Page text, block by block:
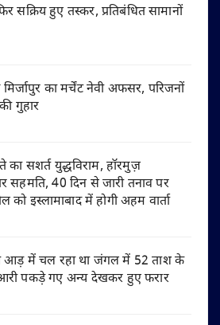
सक्रिय हुए तस्कर, प्रतिबंधित सामानों
का मर्चेंट नेवी अफसर, परिजनों
गुहार
का सशर्त युद्धविराम, हॉरमुज़
40 दिन से जारी तनाव पर
को इस्लामाबाद में होगी अहम वार्ता
आड़ में चल रहा था जंगल में 52 ताश के
पकड़े गए अन्य देखकर हुए फरार